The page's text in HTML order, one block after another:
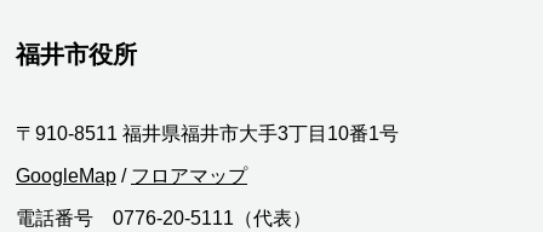
福井市役所
〒910-8511 福井県福井市大手3丁目10番1号
GoogleMap / フロアマップ
電話番号 0776-20-5111（代表）